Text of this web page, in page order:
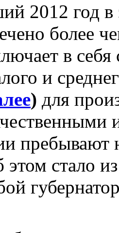
2012 год в
более
в
и
) для
пребывают
этом стало